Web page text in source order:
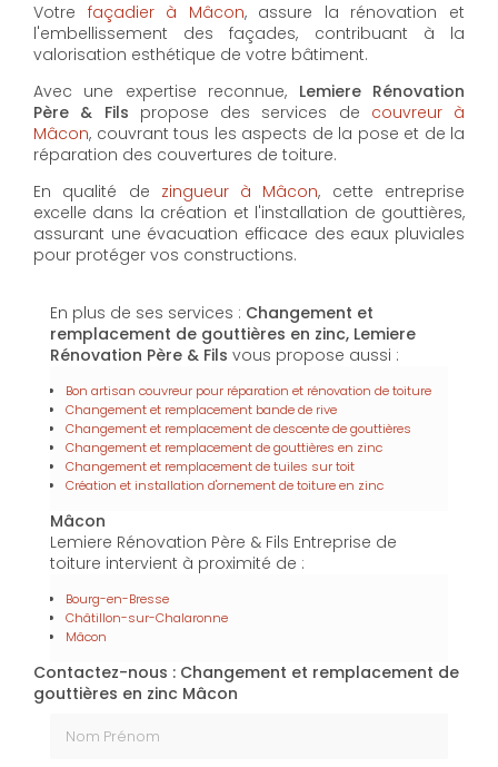
Votre façadier à Mâcon, assure la rénovation et
l'embellissement des façades, contribuant à la
valorisation esthétique de votre bâtiment.
Avec une expertise reconnue, Lemiere Rénovation
Père & Fils propose des services de couvreur à
Mâcon, couvrant tous les aspects de la pose et de la
réparation des couvertures de toiture.
En qualité de zingueur à Mâcon, cette entreprise
excelle dans la création et l'installation de gouttières,
assurant une évacuation efficace des eaux pluviales
pour protéger vos constructions.
En plus de ses services : Changement et
remplacement de gouttières en zinc, Lemiere
Rénovation Père & Fils vous propose aussi :
Bon artisan couvreur pour réparation et rénovation de toiture
Changement et remplacement bande de rive
Changement et remplacement de descente de gouttières
Changement et remplacement de gouttières en zinc
Changement et remplacement de tuiles sur toit
Création et installation d'ornement de toiture en zinc
Mâcon
Lemiere Rénovation Père & Fils Entreprise de
toiture intervient à proximité de :
Bourg-en-Bresse
Châtillon-sur-Chalaronne
Mâcon
Contactez-nous : Changement et remplacement de
gouttières en zinc Mâcon